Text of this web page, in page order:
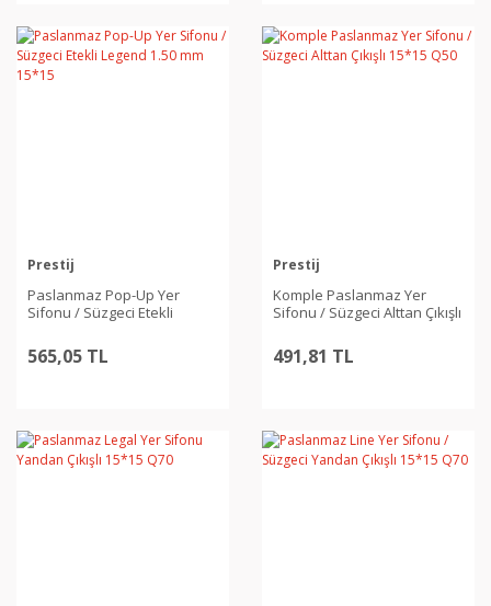
Prestij
Paslanmaz Pop-Up Yer
Sifonu / Süzgeci Etekli
565,05 TL
Prestij
Komple Paslanmaz Yer
Sifonu / Süzgeci Alttan Çıkışlı
491,81 TL